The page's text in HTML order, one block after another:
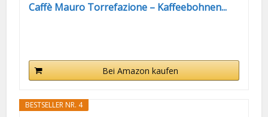
Caffè Mauro Torrefazione – Kaffeebohnen...
Bei Amazon kaufen
BESTSELLER NR. 4